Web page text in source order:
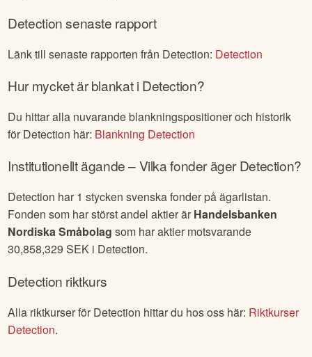
Detectionsenaste rapport
Länk till senaste rapporten från Detection: Detection
Hur mycket är blankat iDetection?
Du hittar alla nuvarande blankningspositioner och historik
för Detection här: Blankning Detection
Institutionellt ägande – Vilka fonder ägerDetection?
Detection har 1 stycken svenska fonder på ägarlistan.
Fonden som har störst andel aktier är Handelsbanken
Nordiska Småbolag som har aktier motsvarande
30,858,329 SEK i Detection.
Detection riktkurs
Alla riktkurser för Detection hittar du hos oss här: Riktkurser
Detection.